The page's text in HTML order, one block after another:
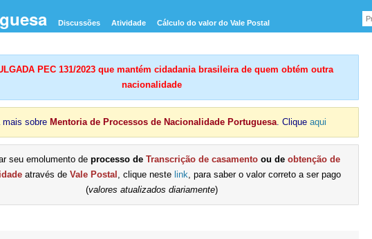
Discussões Atividade Cálculo do valor do Vale Postal
PEC 131/2023 que mantém cidadania brasileira de quem obtém outra
nacionalidade
mais sobre Mentoria de Processos de Nacionalidade Portuguesa. Clique aqui
seu emolumento de processo de Transcrição de casamento ou de obtenção de
através de Vale Postal , clique neste link, para saber o valor correto a ser pago
(valores atualizados diariamente)